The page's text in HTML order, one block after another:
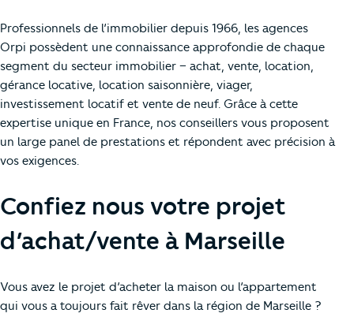
Professionnels de l’immobilier depuis 1966, les agences
Orpi possèdent une connaissance approfondie de chaque
segment du secteur immobilier – achat, vente, location,
gérance locative, location saisonnière, viager,
investissement locatif et vente de neuf. Grâce à cette
expertise unique en France, nos conseillers vous proposent
un large panel de prestations et répondent avec précision à
vos exigences.
Confiez nous votre projet
d’achat/vente à Marseille
Vous avez le projet d’acheter la maison ou l’appartement
qui vous a toujours fait rêver dans la région de Marseille ?